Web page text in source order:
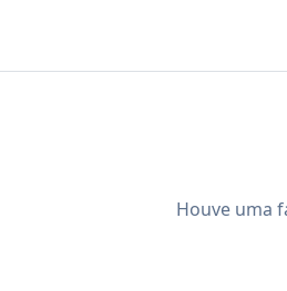
Houve uma